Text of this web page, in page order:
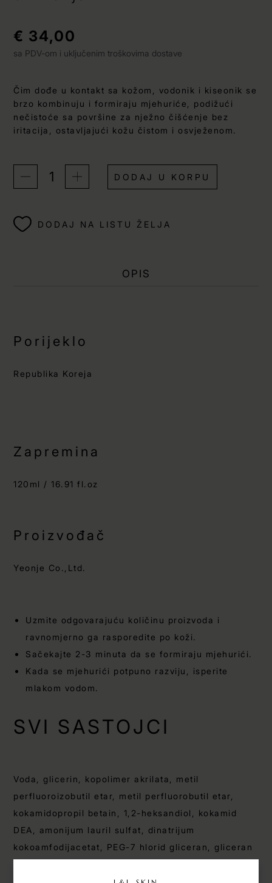
€ 34,00
sa PDV-om i uključenim troškovima dostave
Čim dođe u kontakt sa kožom, vodonik i kiseonik se
brzo kombinuju i formiraju mjehuriće, podižući
nečistoće sa površine za nježno čišćenje bez
iritacija, ostavljajući kožu čistom i osvježenom.
DODAJ U KORPU
DODAJ NA LISTU ŽELJA
OPIS
Porijeklo
Republika Koreja
Zapremina
120ml / 16.91 fl.oz
Proizvođač
Yeonje Co.,Ltd.
Uzmite odgovarajuću količinu proizvoda i
ravnomjerno ga rasporedite po koži.
Sačekajte 2-3 minuta da se formiraju mjehurići.
Kada se mjehurići potpuno razviju, isperite
mlakom vodom.
SVI SASTOJCI
Voda, glicerin, kopolimer akrilata, metil
perfluoroizobutil etar, metil perfluorobutil etar,
kokamidopropil betain, 1,2-heksandiol, kokamid
DEA, amonijum lauril sulfat, dinatrijum
kokoamfodijacetat, PEG-7 hlorid gliceran, gliceran
izononanoat, etilheksil izononanoat, kalijum kokoil